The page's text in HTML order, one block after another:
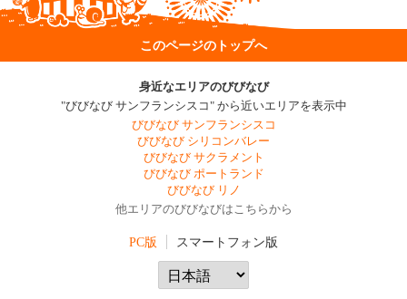
このページのトップへ
身近なエリアのびびなび
"びびなび サンフランシスコ" から近いエリアを表示中
びびなび サンフランシスコ
びびなび シリコンバレー
びびなび サクラメント
びびなび ポートランド
びびなび リノ
他エリアのびびなびはこちらから
PC版 スマートフォン版